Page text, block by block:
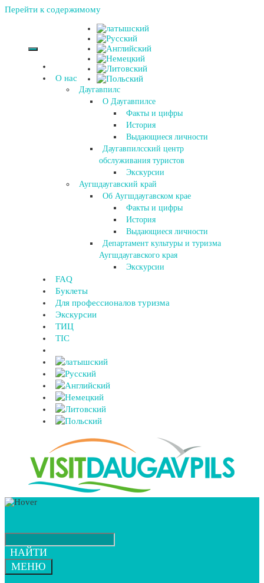
Перейти к содержимому
О нас
Даугавпилс
О Даугавпилсе
Факты и цифры
История
Выдающиеся личности
Даугавпилсский центр
обслуживания туристов
Экскурсии
Аугшдаугавский край
Об Аугшдаугавском крае
Факты и цифры
История
Выдающиеся личности
Департамент культуры и туризма
Аугшдаугавского края
Экскурсии
FAQ
Буклеты
Для профессионалов туризма
Экскурсии
ТИЦ
TIC
НАЙТИ
МЕНЮ